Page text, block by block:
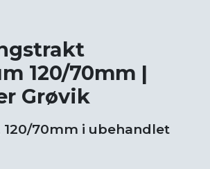
120/70mm |
Grøvik
120/70mm i ubehandlet